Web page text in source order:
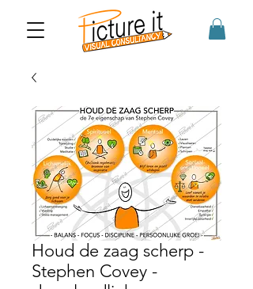
Houd de zaag scherp -
Stephen Covey -